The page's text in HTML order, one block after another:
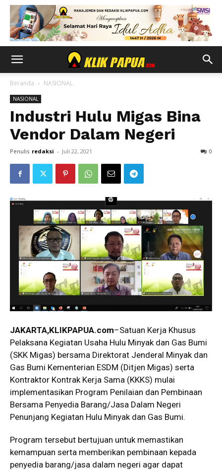
Beranda NASIONAL
NASIONAL
Industri Hulu Migas Bina
Vendor Dalam Negeri
Penulis redaksi - Juli 22, 2021 0
JAKARTA,KLIKPAPUA.com–Satuan Kerja Khusus
Pelaksana Kegiatan Usaha Hulu Minyak dan Gas Bumi
(SKK Migas) bersama Direktorat Jenderal Minyak dan
Gas Bumi Kementerian ESDM (Ditjen Migas) serta
Kontraktor Kontrak Kerja Sama (KKKS) mulai
implementasikan Program Penilaian dan Pembinaan
Bersama Penyedia Barang/Jasa Dalam Negeri
Penunjang Kegiatan Hulu Minyak dan Gas Bumi.
Program tersebut bertujuan untuk memastikan
kemampuan serta memberikan pembinaan kepada
penyedia barang/jasa dalam negeri agar dapat